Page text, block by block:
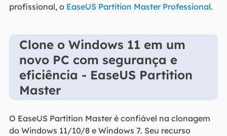
profissional, o EaseUS Partition Master Professional.
Clone o Windows 11 em um
novo PC com segurança e
eficiência - EaseUS Partition
Master
O EaseUS Partition Master é confiável na clonagem
do Windows 11/10/8 e Windows 7. Seu recurso